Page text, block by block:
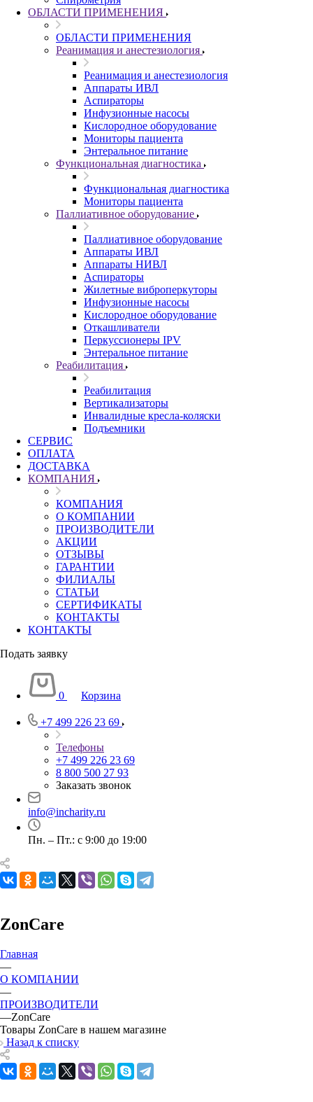
ОБЛАСТИ ПРИМЕНЕНИЯ
ОБЛАСТИ ПРИМЕНЕНИЯ
Реанимация и анестезиология
Реанимация и анестезиология
Аппараты ИВЛ
Аспираторы
Инфузионные насосы
Кислородное оборудование
Мониторы пациента
Энтеральное питание
Функциональная диагностика
Функциональная диагностика
Мониторы пациента
Паллиативное оборудование
Паллиативное оборудование
Аппараты ИВЛ
Аппараты НИВЛ
Аспираторы
Жилетные виброперкуторы
Инфузионные насосы
Кислородное оборудование
Откашливатели
Перкуссионеры IPV
Энтеральное питание
Реабилитация
Реабилитация
Вертикализаторы
Инвалидные кресла-коляски
Подъемники
СЕРВИС
ОПЛАТА
ДОСТАВКА
КОМПАНИЯ
КОМПАНИЯ
О КОМПАНИИ
ПРОИЗВОДИТЕЛИ
АКЦИИ
ОТЗЫВЫ
ГАРАНТИИ
ФИЛИАЛЫ
СТАТЬИ
СЕРТИФИКАТЫ
КОНТАКТЫ
КОНТАКТЫ
Подать заявку
0 Корзина
+7 499 226 23 69
Телефоны
+7 499 226 23 69
8 800 500 27 93
Заказать звонок
info@incharity.ru
Пн. – Пт.: с 9:00 до 19:00
ZonCare
Главная
—
О КОМПАНИИ
—
ПРОИЗВОДИТЕЛИ
—ZonCare
Товары ZonCare в нашем магазине
Назад к списку